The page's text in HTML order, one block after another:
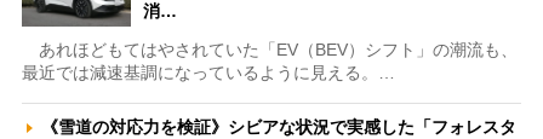
消…
あれほどもてはやされていた「EV（BEV）シフト」の潮流も、
最近では減速基調になっているように見える。…
《雪道の対応力を検証》シビアな状況で実感した「フォレスタ